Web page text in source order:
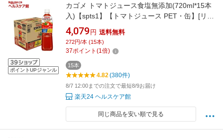
ポイントUPジャンル
カゴメ トマトジュース食塩無添加(720ml*15本
入)【spts1】【トマトジュース PET・缶】[リコ
ピン トマト100％ 大容量 食塩不使用]
4,079 円 送料無料
272円/本 (15本)
37ポイント (1倍)
15本
4.82(380件)
8/7 12:00までの注文で最短8/9お届け
楽天24 ヘルスケア館
同じ商品を安い順で見る